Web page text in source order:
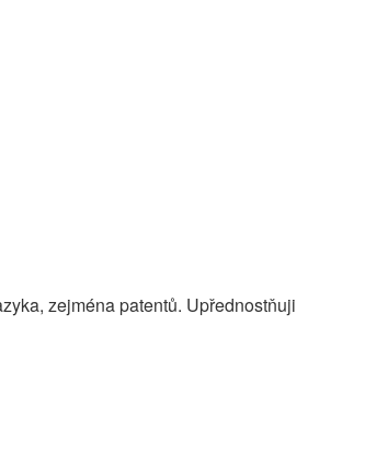
zejména patentů. Upřednostňuji